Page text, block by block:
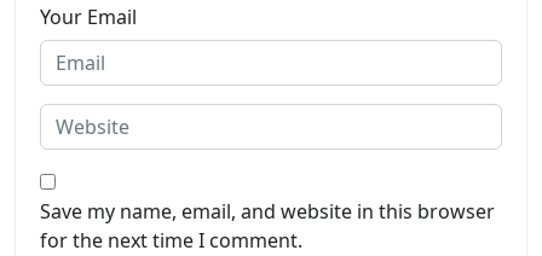
Your Email
Save my name, email, and website in this browser
for the next time I comment.